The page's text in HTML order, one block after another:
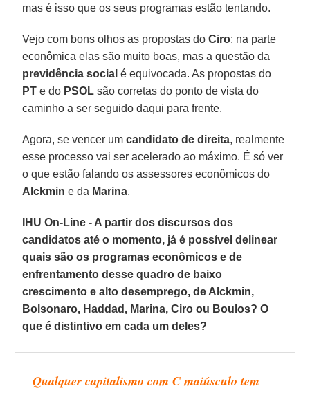
mas é isso que os seus programas estão tentando.
Vejo com bons olhos as propostas doCiro: na parte
econômica elas são muito boas, mas a questão da
previdência social é equivocada. As propostas do
PT e do PSOL são corretas do ponto de vista do
caminho a ser seguido daqui para frente.
Agora, se vencer umcandidato de direita, realmente
esse processo vai ser acelerado ao máximo. É só ver
o que estão falando os assessores econômicos do
Alckmin e da Marina.
IHU On-Line - A partir dos discursos dos
candidatos até o momento, já é possível delinear
quais são os programas econômicos e de
enfrentamento desse quadro de baixo
crescimento e alto desemprego, de Alckmin,
Bolsonaro, Haddad, Marina, Ciro ou Boulos? O
que é distintivo em cada um deles?
Qualquer capitalismo com C maiúsculo tem